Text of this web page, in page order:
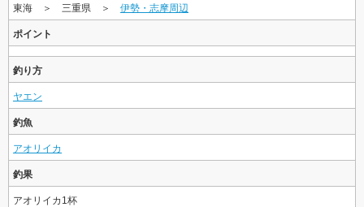
東海 ＞ 三重県 ＞ 伊勢・志摩周辺
ポイント
釣り方
ヤエン
釣魚
アオリイカ
釣果
アオリイカ1杯